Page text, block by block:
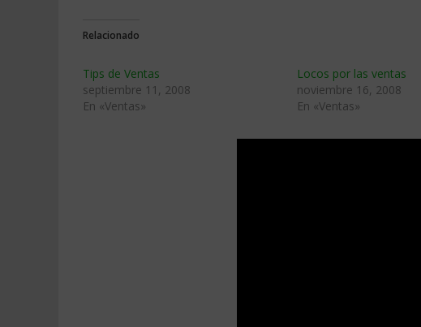
Relacionado
Tips de Ventas
septiembre 11, 2008
En «Ventas»
Locos por las ventas
noviembre 16, 2008
En «Ventas»